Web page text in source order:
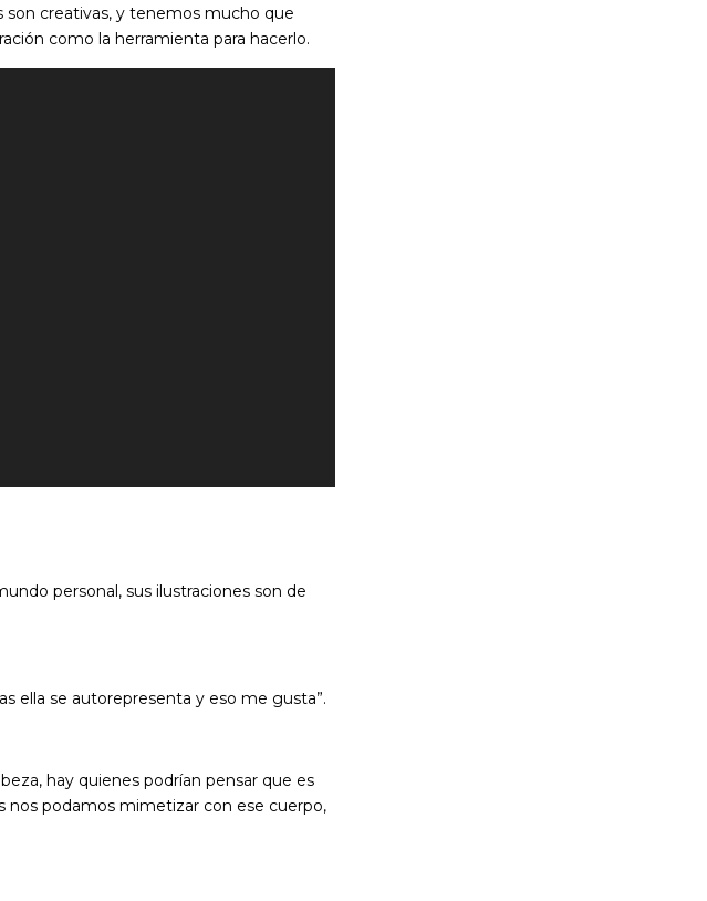
son creativas, y tenemos mucho que
como la herramienta para hacerlo.
personal, sus ilustraciones son de
ella se autorepresenta y eso me gusta”.
hay quienes podrían pensar que es
nos podamos mimetizar con ese cuerpo,